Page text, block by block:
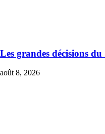
Les grandes décisions
août 8, 2026